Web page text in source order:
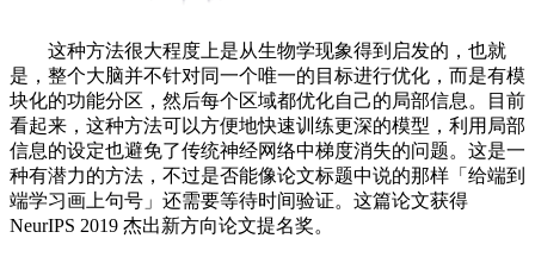
这种方法很大程度上是从生物学现象得到启发的，也就
是，整个大脑并不针对同一个唯一的目标进行优化，而是有模
块化的功能分区，然后每个区域都优化自己的局部信息。目前
看起来，这种方法可以方便地快速训练更深的模型，利用局部
信息的设定也避免了传统神经网络中梯度消失的问题。这是一
种有潜力的方法，不过是否能像论文标题中说的那样「给端到
端学习画上句号」还需要等待时间验证。这篇论文获得
NeurIPS 2019 杰出新方向论文提名奖。